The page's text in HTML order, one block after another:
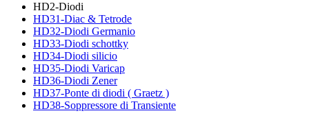
HD2-Diodi
HD31-Diac & Tetrode
HD32-Diodi Germanio
HD33-Diodi schottky
HD34-Diodi silicio
HD35-Diodi Varicap
HD36-Diodi Zener
HD37-Ponte di diodi ( Graetz )
HD38-Soppressore di Transiente